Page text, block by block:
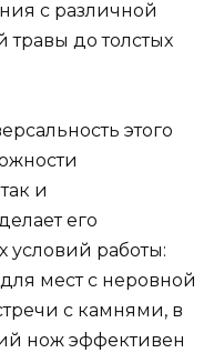
с различной
травы до толстых
этого
и
его
работы:
мест с неровной
с камнями, в
нож эффективен